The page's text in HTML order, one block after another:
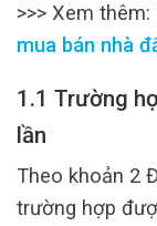
>>> Xem
mua bán nhà
1.1 Trường
lần
Theo khoản 2
trường hợp